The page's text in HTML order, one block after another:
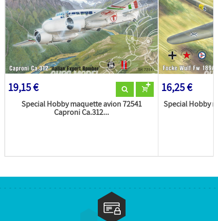
19,15 €
Special Hobby maquette avion 72541
Caproni Ca.312...
16,25 €
Special Hobby